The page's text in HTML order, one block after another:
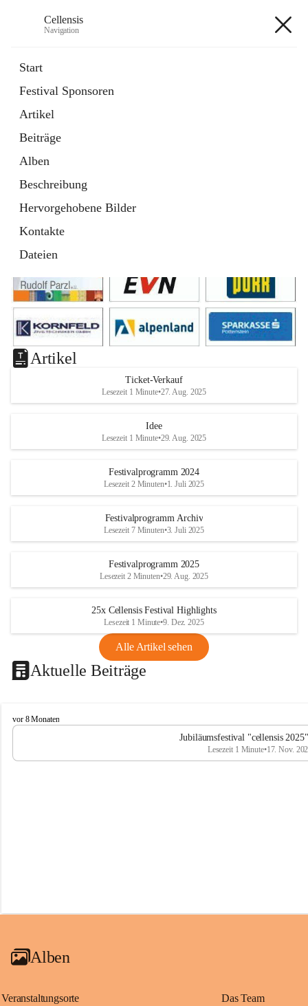
Cellensis
Navigation
Start
Festival Sponsoren
Artikel
Beiträge
Alben
Beschreibung
Hervorgehobene Bilder
Kontakte
Dateien
Festival Sponsoren
Artikel
Ticket-Verkauf
Lesezeit 1 Minute•27. Aug. 2025
Idee
Lesezeit 1 Minute•29. Aug. 2025
Festivalprogramm 2024
Lesezeit 2 Minuten•1. Juli 2025
Festivalprogramm Archiv
Lesezeit 7 Minuten•3. Juli 2025
Festivalprogramm 2025
Lesezeit 2 Minuten•29. Aug. 2025
25x Cellensis Festival Highlights
Lesezeit 1 Minute•9. Dez. 2025
Alle Artikel sehen
Aktuelle Beiträge
C
e
l
vor 8 Monaten
Jubiläumsfestival "cellensis
Lesezeit 1 Minute•17. Nov.
Alben
Veranstaltungsorte Das Team